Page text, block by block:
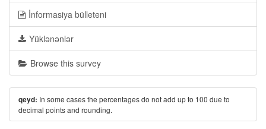
İnformasiya bülleteni
Yüklənənlər
Browse this survey
qeyd: In some cases the percentages do not add up to 100 due to
decimal points and rounding.